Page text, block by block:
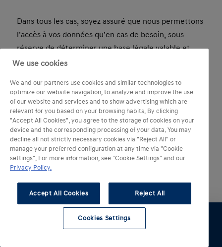
Configurer Voir le stock Entretien
Dans tous les cas, soyez assuré que nous permettons
l’accès à vos données qu’en cas de besoin, sous
réserve de déterminer une base légale valable et
que cet accès est limité aux données qui sont
laquelle cet accès est accordé aux destinataires en
leur qualité de responsable de traitement ou de
sous-traitant des données. Nous ne louerons ou ne
vendrons jamais vos données à des entreprises
tierces.
5. Où transférons-nous vos données ?
Hyundai est un groupe international disposant de
filiales, de partenaires et de fournisseurs présents
dans divers pays. Hyundai Motor France peut donc
We use cookies
We and our partners use cookies and similar technologies to
optimize our website navigation, to analyze and improve the use
of our website and services and to show advertising which are
relevant for you based on your browsing habits. By clicking
"Accept All Cookies", you agree to the storage of cookies on your
device and the corresponding processing of your data. You may
decline all not strictly necessary cookies via "Reject All" or
manage your preferred configuration at any time via "Cookie
settings". For more information, see "Cookie Settings" and our
Privacy Policy.
Accept All Cookies Reject All
Cookies Settings